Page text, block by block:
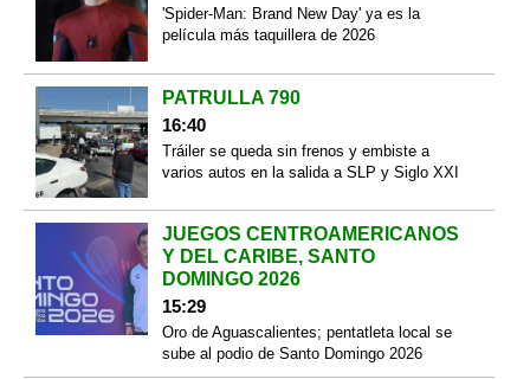
'Spider-Man: Brand New Day' ya es la
película más taquillera de 2026
PATRULLA 790
16:40
Tráiler se queda sin frenos y embiste a
varios autos en la salida a SLP y Siglo XXI
JUEGOS CENTROAMERICANOS
Y DEL CARIBE, SANTO
DOMINGO 2026
15:29
Oro de Aguascalientes; pentatleta local se
sube al podio de Santo Domingo 2026